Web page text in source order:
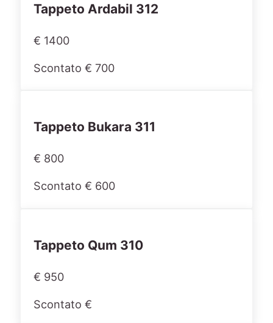
Tappeto Ardabil 312
€ 1400
Scontato € 700
Tappeto Bukara 311
€ 800
Scontato € 600
Tappeto Qum 310
€ 950
Scontato €